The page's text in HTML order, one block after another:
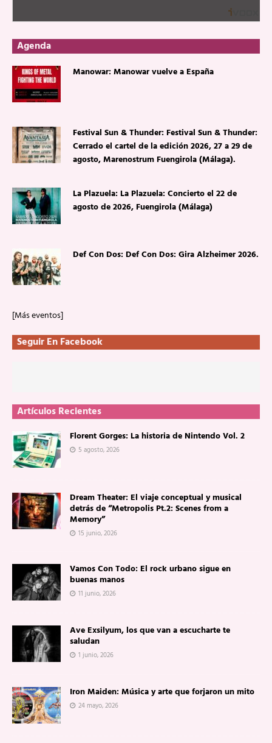
Agenda
Manowar: Manowar vuelve a España
Festival Sun & Thunder: Festival Sun & Thunder:
Cerrado el cartel de la edición 2026, 27 a 29 de
agosto, Marenostrum Fuengirola (Málaga).
La Plazuela: La Plazuela: Concierto el 22 de
agosto de 2026, Fuengirola (Málaga)
Def Con Dos: Def Con Dos: Gira Alzheimer 2026.
[Más eventos]
Seguir En Facebook
Artículos Recientes
Florent Gorges: La historia de Nintendo Vol. 2
5 agosto, 2026
Dream Theater: El viaje conceptual y musical
detrás de “Metropolis Pt.2: Scenes from a
Memory”
15 junio, 2026
Vamos Con Todo: El rock urbano sigue en
buenas manos
11 junio, 2026
Ave Exsilyum, los que van a escucharte te
saludan
1 junio, 2026
Iron Maiden: Música y arte que forjaron un mito
24 mayo, 2026